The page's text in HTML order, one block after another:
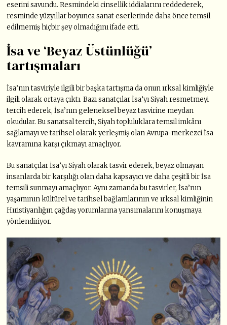
eserini savundu. Resmindeki cinsellik iddialarını reddederek,
resminde yüzyıllar boyunca sanat eserlerinde daha önce temsil
edilmemiş hiçbir şey olmadığını ifade etti.
İsa ve ‘Beyaz Üstünlüğü’
tartışmaları
İsa’nın tasviriyle ilgili bir başka tartışma da onun ırksal kimliğiyle
ilgili olarak ortaya çıktı. Bazı sanatçılar İsa’yı Siyah resmetmeyi
tercih ederek, İsa’nın geleneksel beyaz tasvirine meydan
okudular. Bu sanatsal tercih, Siyah topluluklara temsil imkânı
sağlamayı ve tarihsel olarak yerleşmiş olan Avrupa-merkezci İsa
kavramına karşı çıkmayı amaçlıyor.
Bu sanatçılar İsa’yı Siyah olarak tasvir ederek, beyaz olmayan
insanlarda bir karşılığı olan daha kapsayıcı ve daha çeşitli bir İsa
temsili sunmayı amaçlıyor. Aynı zamanda bu tasvirler, İsa’nın
yaşamının kültürel ve tarihsel bağlamlarının ve ırksal kimliğinin
Hıristiyanlığın çağdaş yorumlarına yansımalarını konuşmaya
yönlendiriyor.